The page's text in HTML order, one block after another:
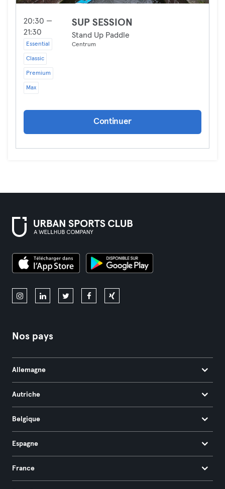
20:30 —
21:30
Essential
Classic
Premium
Max
SUP SESSION
Stand Up Paddle
Centrum
Continuer
Nos pays
Allemagne
Autriche
Belgique
Espagne
France